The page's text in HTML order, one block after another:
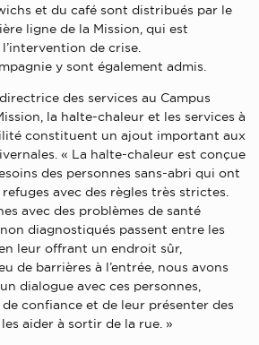
et du café sont distribués par le
ligne de la Mission, qui est
de crise.
y sont également admis.
des services au Campus
la halte-chaleur et les services à
constituent un ajout important aux
« La halte-chaleur est conçue
des personnes sans-abri qui ont
avec des règles très strictes.
avec des problèmes de santé
diagnostiqués passent entre les
leur offrant un endroit sûr,
de barrières à l’entrée, nous avons
dialogue avec ces personnes,
confiance et de leur présenter des
aider à sortir de la rue. »